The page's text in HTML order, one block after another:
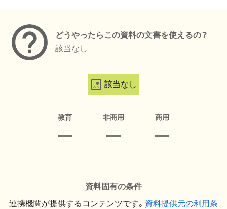
どうやったらこの資料の文書を使えるの？
該当なし
該当なし
教育 非商用 商用
資料固有の条件
連携機関が提供するコンテンツです。 資料提供元の利用条